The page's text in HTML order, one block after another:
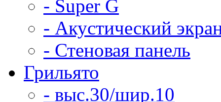
- Super G
- Акустический
- Стеновая панель
Грильято
- выс.30/шир.10